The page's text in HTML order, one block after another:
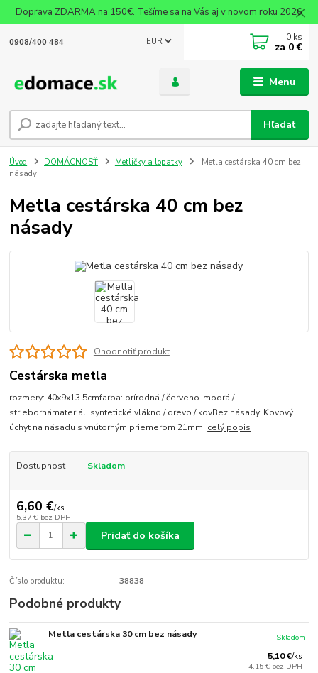
Doprava ZDARMA na 150€. Tešíme sa na Vás aj v novom roku 2026
Menu
EUR
Hľadať
0908/400 484 0 ks
za 0 €
Úvod DOMÁCNOSŤ Metličky a lopatky
Metla cestárska 40 cm bez
násady
Metla cestárska 40 cm bez
násady
Ohodnotiť produkt
Cestárska metla
rozmery: 40x9x13.5cmfarba: prírodná / červeno-modrá /
striebornámateriál: syntetické vlákno / drevo / kovBez násady. Kovový
úchyt na násadu s vnútorným priemerom 21mm. celý popis
Dostupnosť Skladom
6,60 €/ks
5,37 € bez DPH
Pridať do košíka
Číslo produktu: 38838
Podobné produkty
Metla cestárska 30 cm bez násady
5,10 €/ks
4,15 € bez DPH
Skladom